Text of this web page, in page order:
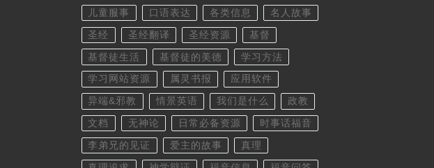
儿童服事 口语表达 各类信息 名人故事
圣经 圣经翻译 圣经资源 基督
基督徒生活 基督徒的美德 学习方法
学习网站资源 属灵书报 应用软件
异端&邪教 情景英语 我们是什么 政教
文档 无神论 日常必备资源 时事话福音
李弟兄的见证 爱主的故事 真理